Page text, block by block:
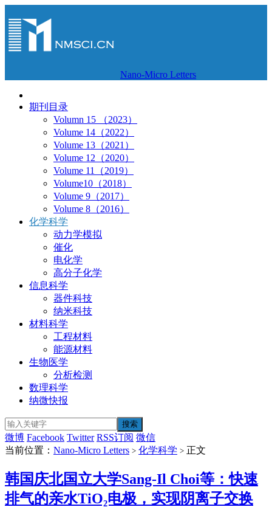
Nano-Micro Letters
期刊目录
Volumn 15 （2023）
Volume 14（2022）
Volume 13（2021）
Volume 12（2020）
Volume 11（2019）
Volume10（2018）
Volume 9（2017）
Volume 8（2016）
化学科学
动力学模拟
催化
电化学
高分子化学
信息科学
器件科技
纳米科技
材料科学
工程材料
能源材料
生物医学
分析检测
数理科学
纳微快报
微博 Facebook Twitter RSS订阅 微信
当前位置： Nano-Micro Letters > 化学科学 > 正文
韩国庆北国立大学Sang‑Il Choi等：快速
排气的亲水TiO₂电极，实现阴离子交换